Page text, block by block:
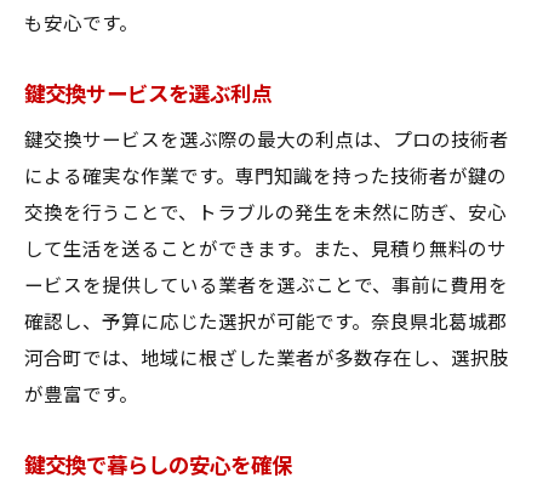
も安心です。
鍵交換サービスを選ぶ利点
鍵交換サービスを選ぶ際の最大の利点は、プロの技術者
による確実な作業です。専門知識を持った技術者が鍵の
交換を行うことで、トラブルの発生を未然に防ぎ、安心
して生活を送ることができます。また、見積り無料のサ
ービスを提供している業者を選ぶことで、事前に費用を
確認し、予算に応じた選択が可能です。奈良県北葛城郡
河合町では、地域に根ざした業者が多数存在し、選択肢
が豊富です。
鍵交換で暮らしの安心を確保